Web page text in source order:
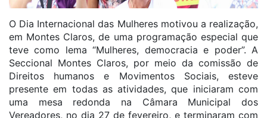
O Dia Internacional das Mulheres motivou a realização,
em Montes Claros, de uma programação especial que
teve como lema “Mulheres, democracia e poder”. A
Seccional Montes Claros, por meio da comissão de
Direitos humanos e Movimentos Sociais, esteve
presente em todas as atividades, que iniciaram com
uma mesa redonda na Câmara Municipal dos
Vereadores, no dia 27 de fevereiro, e terminaram com